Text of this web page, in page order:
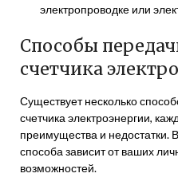
электропроводке или
Способы
счетчика
Существует несколько
счетчика электроэнергии,
преимущества и недостатки.
способа зависит от ваших
возможностей.